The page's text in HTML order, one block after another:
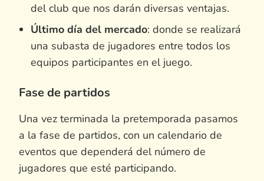
del club que nos darán diversas ventajas.
Último día del mercado: donde se realizará
una subasta de jugadores entre todos los
equipos participantes en el juego.
Fase de partidos
Una vez terminada la pretemporada pasamos
a la fase de partidos, con un calendario de
eventos que dependerá del número de
jugadores que esté participando.